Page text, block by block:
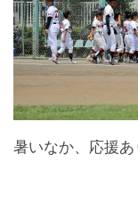
暑いなか、応援あ